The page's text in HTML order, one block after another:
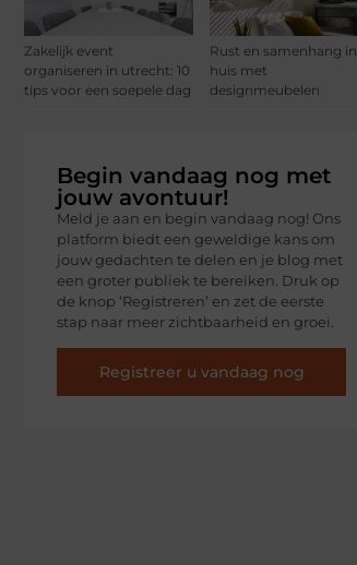
Zakelijk event
organiseren in utrecht: 10
tips voor een soepele dag
Rust en samenhang in
huis met
designmeubelen
Begin vandaag nog met
jouw avontuur!
Meld je aan en begin vandaag nog! Ons
platform biedt een geweldige kans om
jouw gedachten te delen en je blog met
een groter publiek te bereiken. Druk op
de knop ‘Registreren’ en zet de eerste
stap naar meer zichtbaarheid en groei.
Registreer u vandaag nog